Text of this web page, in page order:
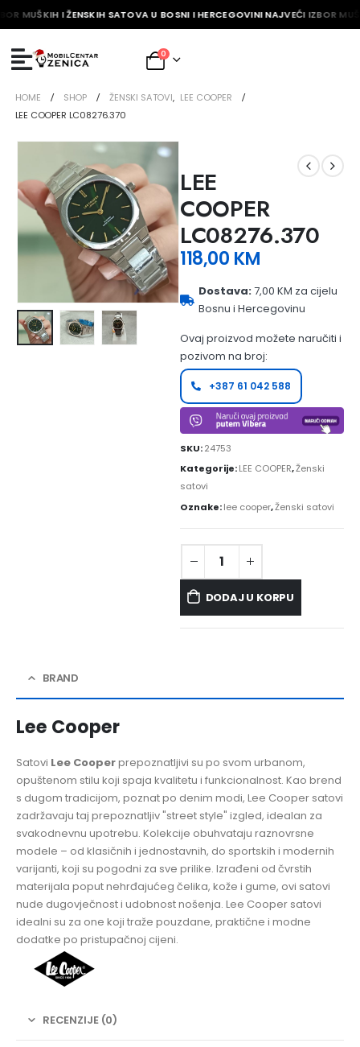
MUŠKIH I ŽENSKIH SATOVA U BOSNI I HERCEGOVINI NAJVEĆI IZBOR
0
HOME SHOP ŽENSKI SATOVI, LEE COOPER
LEE COOPER LC08276.370
LEE
COOPER
LC08276.370
118,00 KM
Dostava:7,00 KM za cijelu
Bosnu i Hercegovinu
Ovaj proizvod možete naručiti i
pozivom na broj:
+387 61 042 588
SKU:24753
Kategorije:LEE COOPER,Ženski
satovi
Oznake:lee cooper,Ženski satovi
DODAJ U KORPU
BRAND
Lee Cooper
Satovi Lee Cooperprepoznatljivi su po svom urbanom,
opuštenom stilu koji spaja kvalitetu i funkcionalnost. Kao brend
s dugom tradicijom, poznat po denim modi, Lee Cooper satovi
zadržavaju taj prepoznatljiv "street style" izgled, idealan za
svakodnevnu upotrebu. Kolekcije obuhvataju raznovrsne
modele – od klasičnih i jednostavnih, do sportskih i modernih
varijanti, koji su pogodni za sve prilike. Izrađeni od čvrstih
materijala poput nehrđajućeg čelika, kože i gume, ovi satovi
nude dugovječnost i udobnost nošenja. Lee Cooper satovi
idealni su za one koji traže pouzdane, praktične i modne
dodatke po pristupačnoj cijeni.
RECENZIJE (0)